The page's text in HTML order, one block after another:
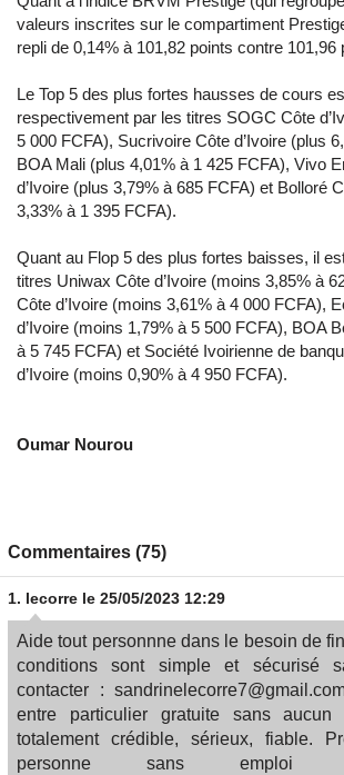
valeurs inscrites sur le compartiment
repli de 0,14% à 101,82 points contre 101,96
Le Top 5 des plus fortes hausses de cours
respectivement par les titres SOGC Côte
5 000 FCFA), Sucrivoire Côte d’Ivoire (plus
BOA Mali (plus 4,01% à 1 425 FCFA), Vivo
d’Ivoire (plus 3,79% à 685 FCFA) et Bolloré
3,33% à 1 395 FCFA).
Quant au Flop 5 des plus fortes baisses, il
titres Uniwax Côte d’Ivoire (moins 3,85% à
Côte d’Ivoire (moins 3,61% à 4 000 FCFA),
d’Ivoire (moins 1,79% à 5 500 FCFA), BOA
à 5 745 FCFA) et Société Ivoirienne de
d’Ivoire (moins 0,90% à 4 950 FCFA).
Oumar Nourou
Commentaires (75)
1. lecorre le 25/05/2023 12:29
Aide tout personnne dans le besoin de
conditions sont simple et sécurisé
contacter :
entre particulier gratuite sans
totalement crédible, sérieux, fiable.
personne sans emploi